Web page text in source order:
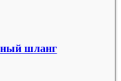
шланг